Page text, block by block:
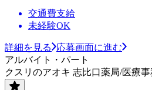
交通費支給
未経験OK
詳細を見る
応募画面に進む
アルバイト・パート
クスリのアオキ 志比口薬局/医療